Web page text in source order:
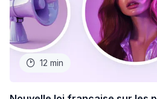
 12 min